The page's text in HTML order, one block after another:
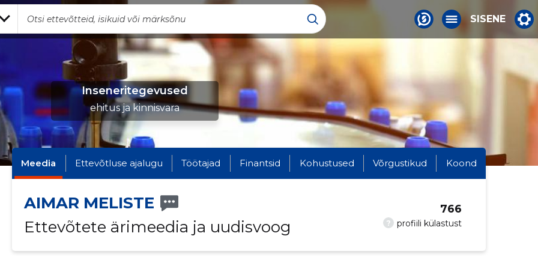
SISENE
Inseneritegevused
ehitus ja kinnisvara
Meedia Ettevõtluse ajalugu Töötajad Finantsid Kohustused Võrgustikud Koond
AIMAR MELISTE
Ettevõtete ärimeedia ja uudisvoog
? profiili külastust
766